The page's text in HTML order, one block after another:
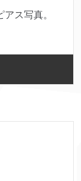
ス写真。